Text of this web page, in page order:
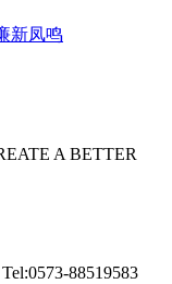
新凤鸣
A BETTER
Tel:0573-88519583